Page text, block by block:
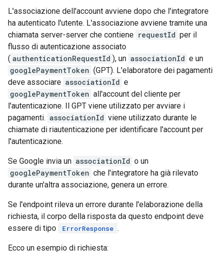
L'associazione dell'account avviene dopo che l'integratore
ha autenticato l'utente. L'associazione avviene tramite una
chiamata server-server che contiene requestId per il
flusso di autenticazione associato
( authenticationRequestId ), un associationId e un
googlePaymentToken (GPT). L'elaboratore dei pagamenti
deve associare associationId e
googlePaymentToken all'account del cliente per
l'autenticazione. Il GPT viene utilizzato per avviare i
pagamenti. associationId viene utilizzato durante le
chiamate di riautenticazione per identificare l'account per
l'autenticazione.
Se Google invia un associationId o un
googlePaymentToken che l'integratore ha già rilevato
durante un'altra associazione, genera un errore.
Se l'endpoint rileva un errore durante l'elaborazione della
richiesta, il corpo della risposta da questo endpoint deve
essere di tipo
ErrorResponse .
Ecco un esempio di richiesta: